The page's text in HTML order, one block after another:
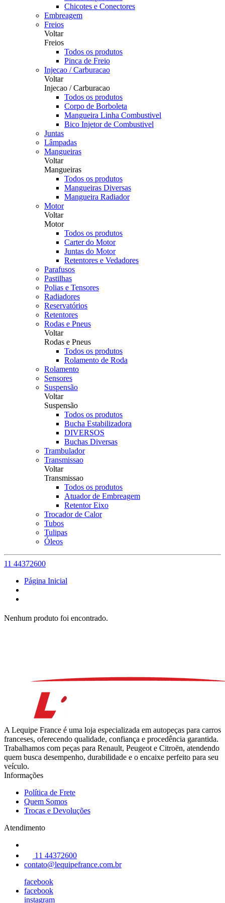
Chicotes e Conectores
Embreagem
Freios
Voltar
Freios
Todos os produtos
Pinca de Freio
Injecao / Carburacao
Voltar
Injecao / Carburacao
Todos os produtos
Corpo de Borboleta
Mangueira Linha Combustivel
Bico Injetor de Combustivel
Juntas
Lâmpadas
Mangueiras
Voltar
Mangueiras
Todos os produtos
Mangueiras Diversas
Mangueira Radiador
Motor
Voltar
Motor
Todos os produtos
Carter do Motor
Juntas do Motor
Retentores e Vedadores
Parafusos
Pastilhas
Polias e Tensores
Radiadores
Reservatórios
Retentores
Rodas e Pneus
Voltar
Rodas e Pneus
Todos os produtos
Rolamento de Roda
Rolamento
Sensores
Suspensão
Voltar
Suspensão
Todos os produtos
Bucha Estabilizadora
DIVERSOS
Buchas Diversas
Trambulador
Transmissao
Voltar
Transmissao
Todos os produtos
Atuador de Embreagem
Retentor Eixo
Trocador de Calor
Tubos
Tulipas
Óleos
11 44372600
Página Inicial
Nenhum produto foi encontrado.
A Lequipe France é uma loja especializada em autopeças para carros
franceses, oferecendo qualidade, confiança e procedência garantida.
Trabalhamos com peças para Renault, Peugeot e Citroën, atendendo
quem busca desempenho, durabilidade e o encaixe perfeito para seu
veículo.
Informações
Política de Frete
Quem Somos
Trocas e Devoluções
Atendimento
11 44372600
contato@lequipefrance.com.br
facebook
facebook
instagram